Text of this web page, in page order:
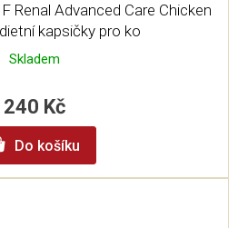
Renal Advanced Care Chicken
kapsičky pro ko
Skladem
240 Kč
Do košíku